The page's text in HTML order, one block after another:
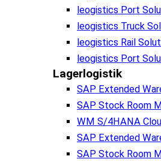
leogistics Port
leogistics Truck
leogistics Rail
leogistics Port
Lagerlogistik
SAP Extended
SAP Stock Room
WM S/4HANA
SAP Extended
SAP Stock Room